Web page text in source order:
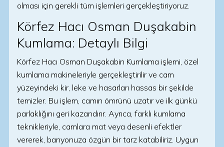
olması için gerekli tüm işlemleri gerçekleştiriyoruz.
Körfez Hacı Osman Duşakabin
Kumlama: Detaylı Bilgi
Körfez Hacı Osman Duşakabin Kumlama işlemi, özel
kumlama makineleriyle gerçekleştirilir ve cam
yüzeyindeki kir, leke ve hasarları hassas bir şekilde
temizler. Bu işlem, camın ömrünü uzatır ve ilk günkü
parlaklığını geri kazandırır. Ayrıca, farklı kumlama
teknikleriyle, camlara mat veya desenli efektler
vererek, banyonuza özgün bir tarz katabiliriz. Uygun